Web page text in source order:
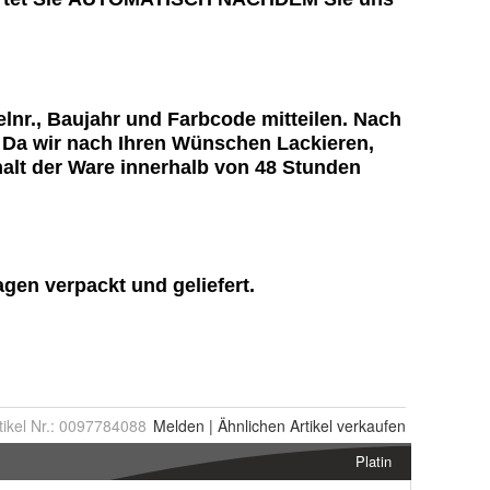
Nr.: 0097784088 Melden | Ähnlichen Artikel verkaufen
Platin